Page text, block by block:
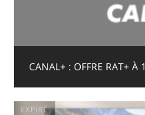
CANAL+ : OFFRE RAT+
EXPIRÉ